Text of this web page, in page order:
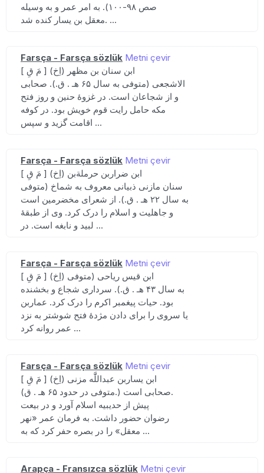
صص ۹۸-۱۰۰). به امر عمر و به وسیله
معقل بن یسار کنده شد. ...
Farsça - Farsça sözlük Metni çevir
[ مَ قِ ] (اِخ) ابن سنان بن مظهر
الاشجعی (متوفی به سال ۶۵ هـ . ق.). صحابی
و از شجاعان است. در غزوهٔ حنین و روز فتح
مکه حامل رایت قوم خویش بود. در کوفه
اقامت گزید و سپس ...
Farsça - Farsça sözlük Metni çevir
[ مَ قِ ] (اِخ) ابن ضراربن حرملةبن
سنان مازنی ذبیانی معروف به شماخ (متوفی
به سال ۲۲ هـ . ق.). از شعرای مخضرمین است
و جاهلیت و اسلام را درک کرد. وی از طبقهٔ
لبید و نابغه است. در ...
Farsça - Farsça sözlük Metni çevir
[ مَ قِ ] (اِخ) ابن قیس ریاحی (متوفی
به سال ۴۳ هـ . ق.). سرداری شجاع و بخشنده
بود. حیات پیغمبر اکرم را درک کرد. عماربن
یا سروی را برای دادن مژدهٔ فتح شوشتر به نزد
عمر روانه کرد ...
Farsça - Farsça sözlük Metni çevir
[ مَ قِ ] (اِخ) ابن یساربن عبداللََّه مزنی
(متوفی در حدود ۶۵ هـ . ق.) صحابی است.
پیش از حدیبیه اسلام آورد و در بیعت
رضوان حضور داشت. به فرمان عمر «نهر
معقل» را در بصره حفر کرد که به ...
Arapça - Fransızca sözlük Metni çevir